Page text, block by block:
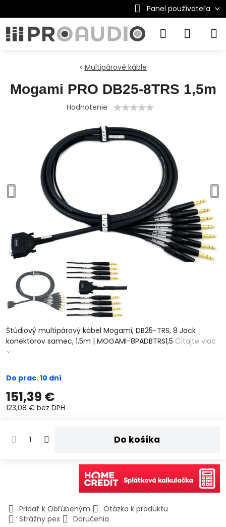
Panel používateľa
Multipárové káble
Mogami PRO DB25-8TRS 1,5m
Hodnotenie
Štúdiový multipárový kábel Mogami, DB25-TRS, 8 Jack
konektorov samec, 1,5m | MOGAMI-8PADBTRS1,5 Čítajte viac
Do prac. 10 dní
151,39 €
123,08 € bez DPH
Do košíka
Pridať k Obľúbeným
Otázka k produktu
Strážny pes
Doručenia